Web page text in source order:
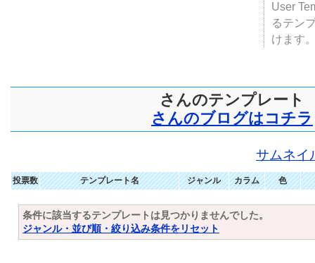
User
るテン
けます
さんのテンプレート
さんのブログはコチラ
サムネイ
投票数 テンプレート名 ジャンル カラム 色
条件に該当するテンプレートは見つかりませんでした。
ジャンル・並び順・絞り込み条件をリセット